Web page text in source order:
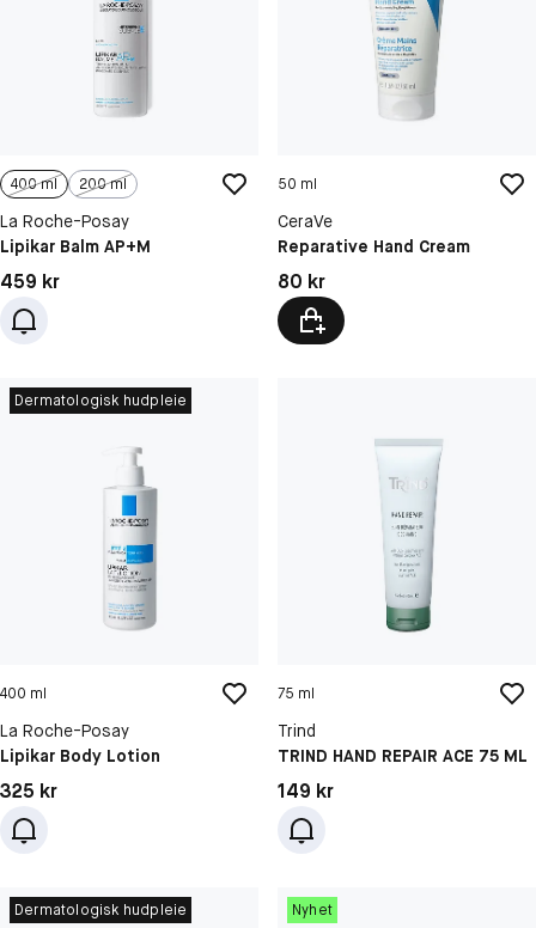
400 ml 200 ml
La Roche-Posay
Lipikar Balm AP+M
Pris: 459 kr
459 kr
50 ml
CeraVe
Reparative Hand Cream
Pris: 80 kr
80 kr
Dermatologisk hudpleie
400 ml
La Roche-Posay
Lipikar Body Lotion
Pris: 325 kr
325 kr
75 ml
Trind
TRIND HAND REPAIR ACE 75 ML
Pris: 149 kr
149 kr
Dermatologisk hudpleie Nyhet